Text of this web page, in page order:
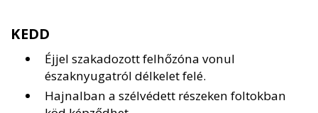
KEDD
Éjjel szakadozott felhőzóna vonul
északnyugatról délkelet felé.
Hajnalban a szélvédett részeken foltokban